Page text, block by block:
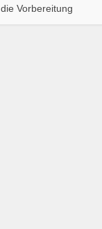
die Vorbereitung